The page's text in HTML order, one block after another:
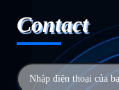
Contact